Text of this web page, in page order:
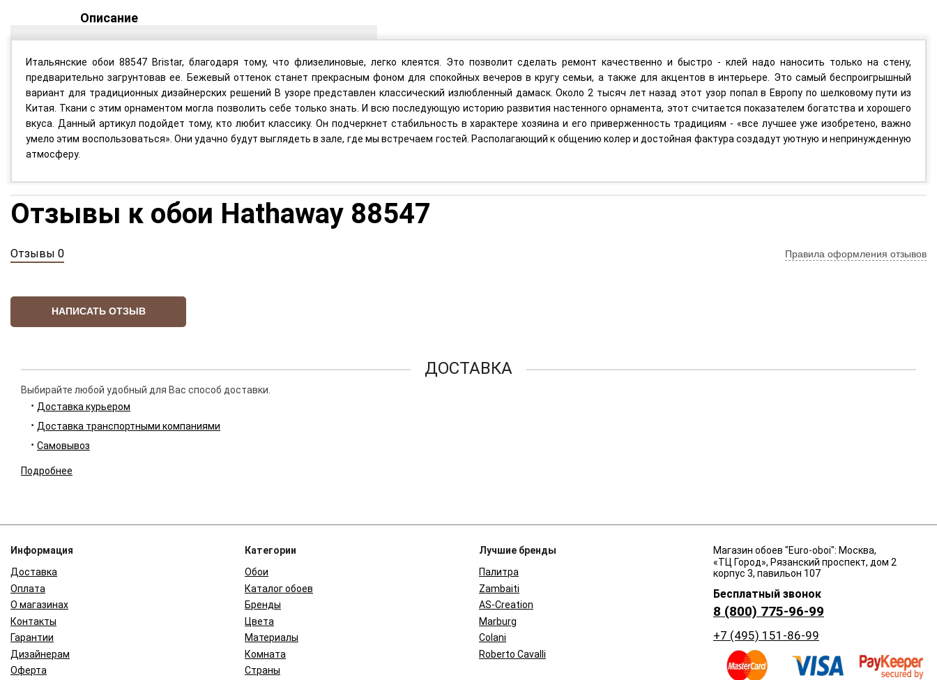
Описание
Итальянские обои 88547 Bristar, благодаря тому, что флизелиновые, легко клеятся. Это позволит сделать ремонт качественно и быстро - клей надо наносить только на стену,
предварительно загрунтовав ее. Бежевый оттенок станет прекрасным фоном для спокойных вечеров в кругу семьи, а также для акцентов в интерьере. Это самый беспроигрышный
вариант для традиционных дизайнерских решений В узоре представлен классический излюбленный дамаск. Около 2 тысяч лет назад этот узор попал в Европу по шелковому пути из
Китая. Ткани с этим орнаментом могла позволить себе только знать. И всю последующую историю развития настенного орнамента, этот считается показателем богатства и хорошего
вкуса. Данный артикул подойдет тому, кто любит классику. Он подчеркнет стабильность в характере хозяина и его приверженность традициям - «все лучшее уже изобретено, важно
умело этим воспользоваться». Они удачно будут выглядеть в зале, где мы встречаем гостей. Располагающий к общению колер и достойная фактура создадут уютную и непринужденную
атмосферу.
Отзывы к обои Hathaway 88547
Отзывы 0 Правила оформления отзывов
НАПИСАТЬ ОТЗЫВ
ДОСТАВКА
Выбирайте любой удобный для Вас способ доставки.
Доставка курьером
Доставка транспортными компаниями
Самовывоз
Подробнее
Информация
Доставка
Оплата
О магазинах
Контакты
Гарантии
Дизайнерам
Оферта
Категории
Обои
Каталог обоев
Бренды
Цвета
Материалы
Комната
Страны
Лучшие бренды
Палитра
Zambaiti
AS-Creation
Marburg
Colani
Roberto Cavalli
Магазин обоев "Euro-oboi": Москва,
«ТЦ Город», Рязанский проспект, дом 2
корпус 3, павильон 107
Бесплатный звонок
8 (800) 775-96-99
+7 (495) 151-86-99